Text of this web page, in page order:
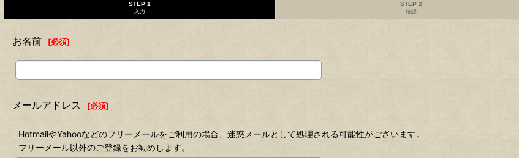
STEP 1
入力
STEP 2
確認
お名前 [必須]
メールアドレス [必須]
HotmailやYahooなどのフリーメールをご利用の場合、迷惑メールとして処理される可能性がございます。
フリーメール以外のご登録をお勧めします。